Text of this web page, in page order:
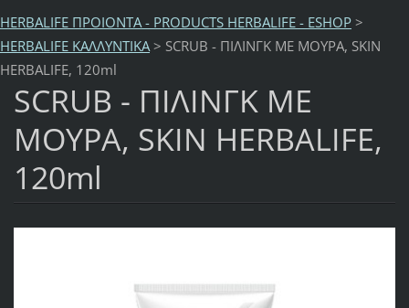
HERBALIFE ΠΡΟΙΟΝΤΑ - PRODUCTS HERBALIFE - ESHOP >
HERBALIFE ΚΑΛΛΥΝΤΙΚΑ > SCRUB - ΠΙΛΙΝΓΚ ΜΕ ΜΟΥΡΑ, SKIN
HERBALIFE, 120ml
SCRUB - ΠΙΛΙΝΓΚ ΜΕ
ΜΟΥΡΑ, SKIN HERBALIFE,
120ml